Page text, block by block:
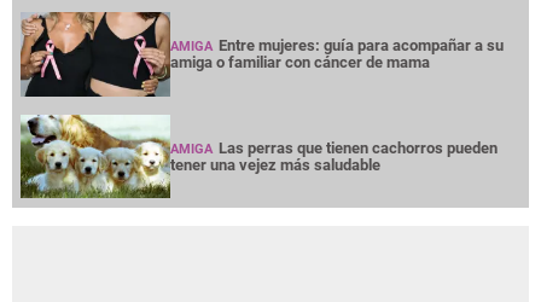
AMIGA Entre mujeres: guía para acompañar a su
amiga o familiar con cáncer de mama
AMIGA Las perras que tienen cachorros pueden
tener una vejez más saludable